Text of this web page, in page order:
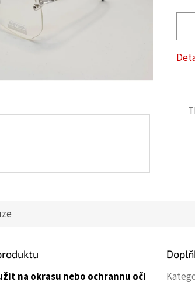
na okrasu nebo ochrannu oči